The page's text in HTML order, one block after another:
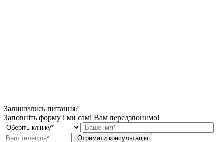
Залишились питання?
Заповніть форму і ми самі Вам передзвонимо!